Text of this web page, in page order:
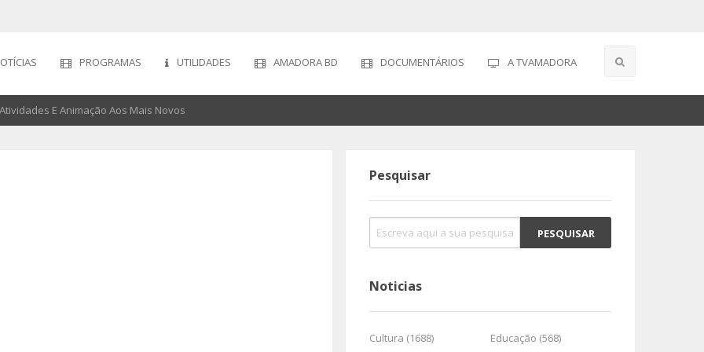
PROGRAMAS UTILIDADES AMADORA BD DOCUMENTÁRIOS A TVAMADORA
E Animação Aos Mais Novos
Pesquisar
Noticias
Cultura (1688)
Educação (568)